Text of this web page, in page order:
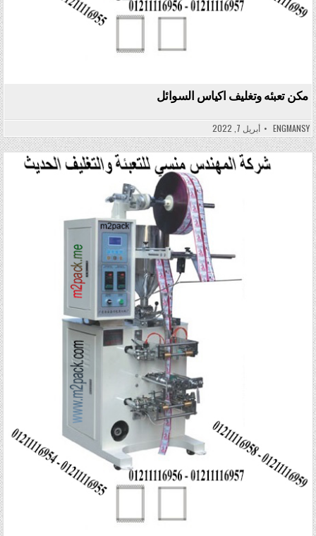
مكن تعبئه وتغليف اكياس السوائل
ENGMANSY أبريل 7, 2022